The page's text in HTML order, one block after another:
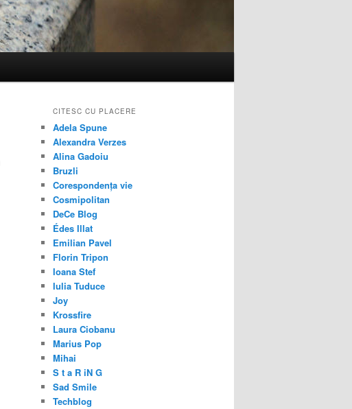
CITESC CU PLACERE
Adela Spune
Alexandra Verzes
Alina Gadoiu
Bruzli
Corespondența vie
Cosmipolitan
DeCe Blog
Édes Illat
Emilian Pavel
Florin Tripon
Ioana Stef
Iulia Tuduce
Joy
Krossfire
Laura Ciobanu
Marius Pop
Mihai
S t a R iN G
Sad Smile
Techblog